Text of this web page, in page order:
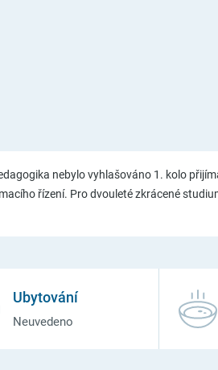
nebylo vyhlašováno 1. kolo
řízení. Pro dvouleté zkrácené
Ubytování
Neuvedeno